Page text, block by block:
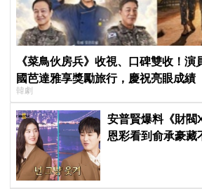
《菜鳥伙房兵》收視、口碑雙收！
國芭達雅享獎勵旅行，慶祝亮眼成績
韓劇
安普賢爆料《財閥
恩彩看到俞承豪藏